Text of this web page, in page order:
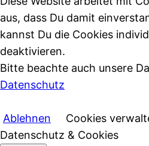
aus, dass Du damit
kannst Du die Cookies
deaktivieren.
Bitte beachte auch unsere
Datenschutz
Ablehnen Cookies
Datenschutz & Cookies